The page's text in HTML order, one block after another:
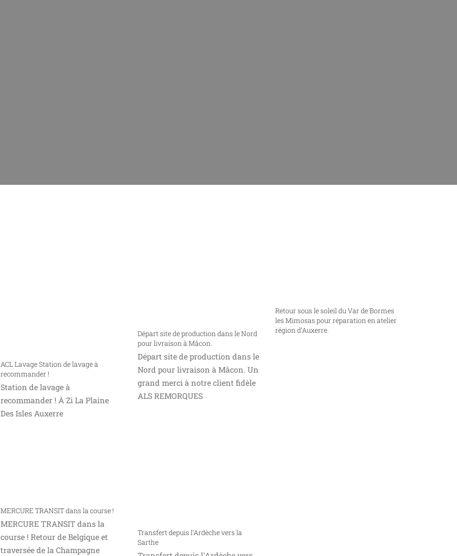
ACL Lavage Station de lavage à
recommander !
Station de lavage à
recommander ! À Zi La Plaine
Des Isles Auxerre
Départ site de production dans le Nord
pour livraison à Mâcon.
Départ site de production dans le
Nord pour livraison à Mâcon. Un
grand merci à notre client fidèle
ALS REMORQUES
Retour sous le soleil du Var de Bormes
les Mimosas pour réparation en atelier
région d’Auxerre.
MERCURE TRANSIT dans la course !
MERCURE TRANSIT dans la
course ! Retour de Belgique et
traversée de la Champagne
Transfert depuis l’Ardèche vers la
Sarthe